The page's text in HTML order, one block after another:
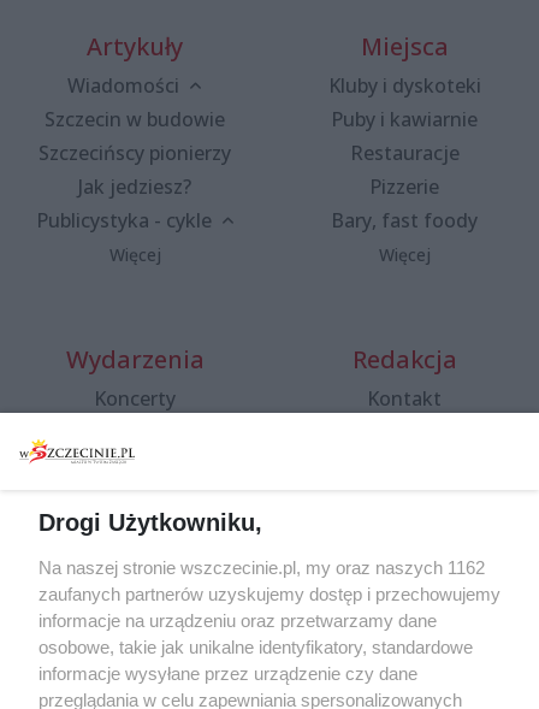
Artykuły
Wiadomości
Szczecin w budowie
Szczecińscy pionierzy
Jak jedziesz?
Publicystyka - cykle
Więcej
Miejsca
Kluby i dyskoteki
Puby i kawiarnie
Restauracje
Pizzerie
Bary, fast foody
Więcej
Wydarzenia
Koncerty
Spacery i oprowadzania
targi
Wernisaże
Więcej
Redakcja
Kontakt
Specjalny koncert z okazji
20. urodzin portalu
wSzczecinie.pl
Regulamin konkursów
śniadaniówka "Hej
Drogi Użytkowniku,
Na naszej stronie wszczecinie.pl, my oraz naszych 1162
zaufanych partnerów uzyskujemy dostęp i przechowujemy
informacje na urządzeniu oraz przetwarzamy dane
osobowe, takie jak unikalne identyfikatory, standardowe
informacje wysyłane przez urządzenie czy dane
przeglądania w celu zapewniania spersonalizowanych